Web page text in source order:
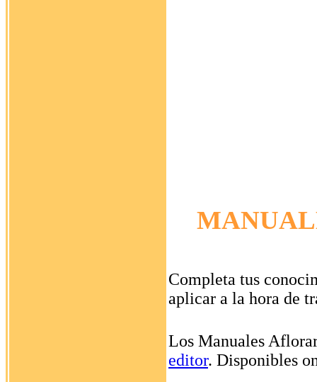
Completa tus
aplicar a la hora de
Los Manuales
editor. Disponibles